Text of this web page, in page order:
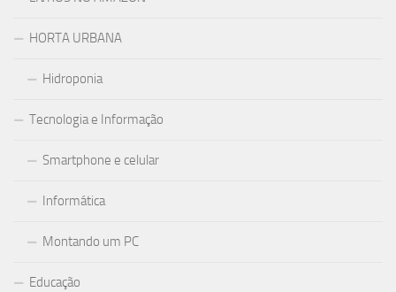
HORTA URBANA
Hidroponia
Tecnologia e Informação
Smartphone e celular
Informática
Montando um PC
Educação